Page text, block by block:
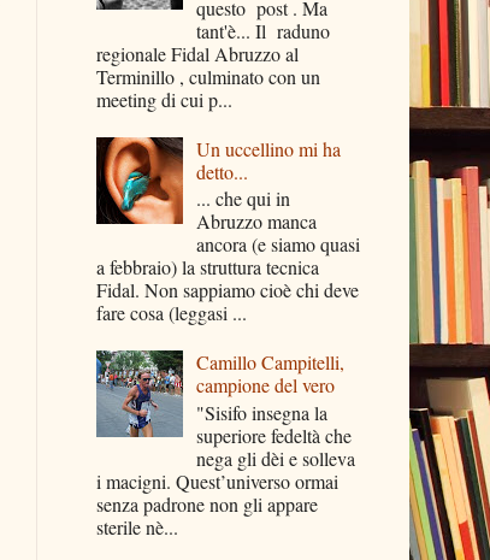
questo post . Ma
tant'è... Il raduno
regionale Fidal Abruzzo al
Terminillo , culminato con un
meeting di cui p...
Un uccellino mi ha
detto...
... che qui in
Abruzzo manca
ancora (e siamo quasi
a febbraio) la struttura tecnica
Fidal. Non sappiamo cioè chi deve
fare cosa (leggasi ...
Camillo Campitelli,
campione del vero
"Sisifo insegna la
superiore fedeltà che
nega gli dèi e solleva
i macigni. Quest’universo ormai
senza padrone non gli appare
sterile nè...